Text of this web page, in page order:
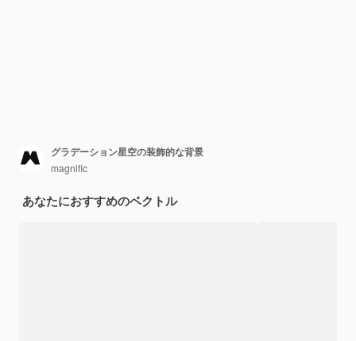
グラデーション星空の装飾的な背景
magnific
あなたにおすすめのベクトル